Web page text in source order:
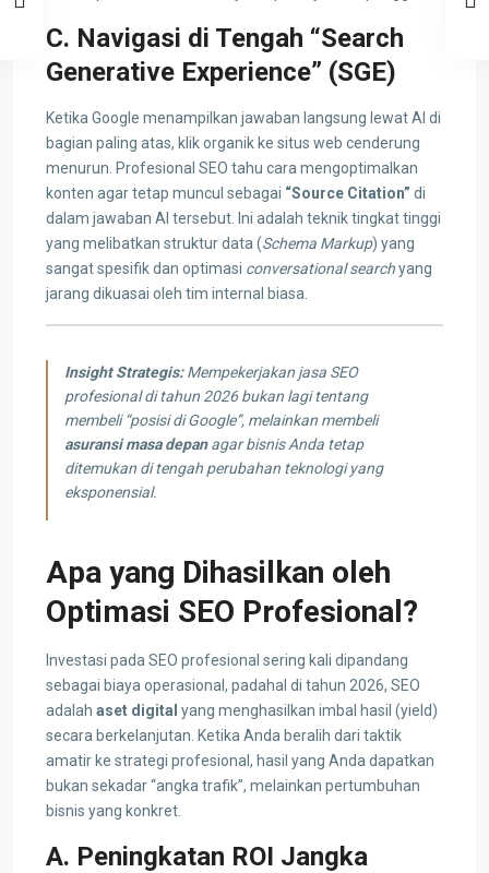
C. Navigasi di Tengah “Search
Generative Experience” (SGE)
Ketika Google menampilkan jawaban langsung lewat AI di
bagian paling atas, klik organik ke situs web cenderung
menurun. Profesional SEO tahu cara mengoptimalkan
konten agar tetap muncul sebagai “Source Citation” di
dalam jawaban AI tersebut. Ini adalah teknik tingkat tinggi
yang melibatkan struktur data (Schema Markup) yang
sangat spesifik dan optimasi conversational searchyang
jarang dikuasai oleh tim internal biasa.
Insight Strategis:Mempekerjakan jasa SEO
profesional di tahun 2026 bukan lagi tentang
membeli “posisi di Google”, melainkan membeli
asuransi masa depanagar bisnis Anda tetap
ditemukan di tengah perubahan teknologi yang
eksponensial.
Apa yang Dihasilkan oleh
Optimasi SEO Profesional?
Investasi pada SEO profesional sering kali dipandang
sebagai biaya operasional, padahal di tahun 2026, SEO
adalah aset digital yang menghasilkan imbal hasil (yield)
secara berkelanjutan. Ketika Anda beralih dari taktik
amatir ke strategi profesional, hasil yang Anda dapatkan
bukan sekadar “angka trafik”, melainkan pertumbuhan
bisnis yang konkret.
A. Peningkatan ROI Jangka